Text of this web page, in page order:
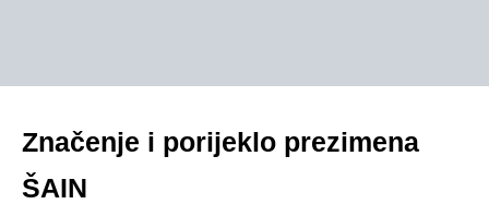
Značenje i porijeklo prezimena
ŠAIN